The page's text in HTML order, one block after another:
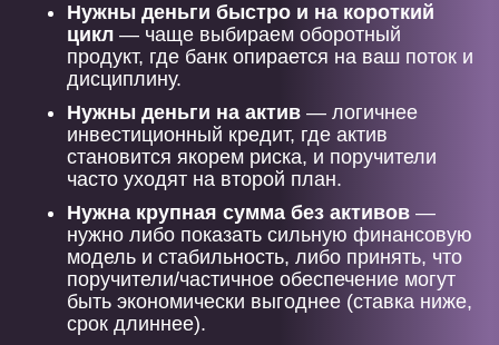
Нужны деньги быстро и на короткий
цикл — чаще выбираем оборотный
продукт, где банк опирается на ваш поток и
дисциплину.
Нужны деньги на актив — логичнее
инвестиционный кредит, где актив
становится якорем риска, и поручители
часто уходят на второй план.
Нужна крупная сумма без активов —
нужно либо показать сильную финансовую
модель и стабильность, либо принять, что
поручители/частичное обеспечение могут
быть экономически выгоднее (ставка ниже,
срок длиннее).